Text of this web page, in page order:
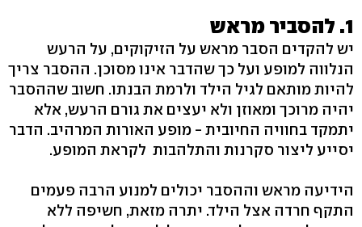
1. להסביר מראש
יש להקדים הסבר מראש על הזיקוקים, על הרעש
הנלווה למופע ועל כך שהדבר אינו מסוכן. ההסבר צריך
להיות מותאם לגיל הילד ולרמת הבנתו. חשוב שההסבר
יהיה מרוכך ומאוזן ולא יעצים את גורם הרעש, אלא
יתמקד בחוויה החיובית - מופע האורות המרהיב. הדבר
יסייע ליצור סקרנות והתלהבות לקראת המופע.
הידיעה מראש וההסבר יכולים למנוע הרבה פעמים
התקף חרדה אצל הילד. יתרה מזאת, חשיפה ללא